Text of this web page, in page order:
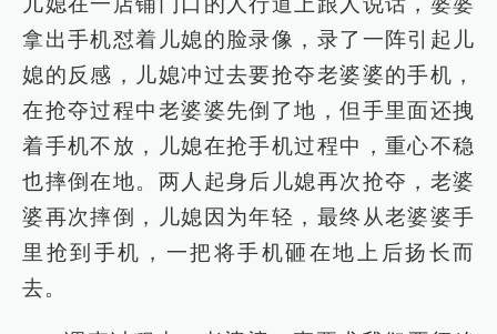
拿出手机怼着儿媳的脸录像，录了一阵引起儿
媳的反感，儿媳冲过去要抢夺老婆婆的手机，
在抢夺过程中老婆婆先倒了地，但手里面还拽
着手机不放，儿媳在抢手机过程中，重心不稳
也摔倒在地。两人起身后儿媳再次抢夺，老婆
婆再次摔倒，儿媳因为年轻，最终从老婆婆手
里抢到手机，一把将手机砸在地上后扬长而
去。